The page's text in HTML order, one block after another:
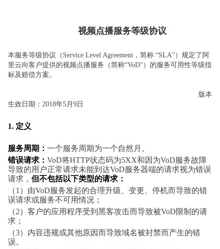
视频点播服务等级协议
本服务等级协议（Service Level Agreement，简称 “SLA”）规定了阿
里云向客户提供的视频点播服务（简称“VoD”）的服务可用性等级指
标及赔偿方案。
版本
生效日期：2018年5月9日
1. 定义
服务周期： 一个服务周期为一个自然月。
错误请求： VoD将HTTP状态码为5XX和因为VoD服务故障
导致的用户正常请求未能到达VoD服务器端的请求视为错误
请求， 但不包括以下类型的请求：
（1）由VoD服务发起的合理升级、变更、停机而导致的错
误请求或服务不可用情况；
（2）客户的应用程序受到黑客攻击而导致被VoD限制的请
求；
（3）内容违规或其他原因而导致域名被封禁而产生的错
误。